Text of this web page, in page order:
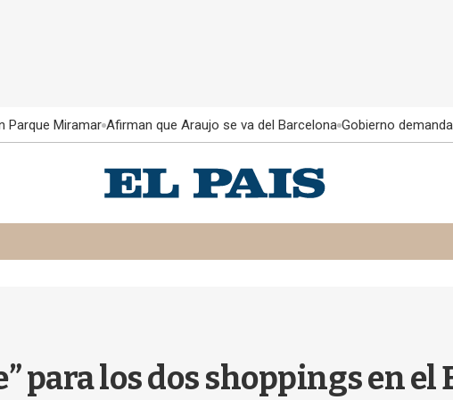
Parque Miramar Afirman que Araujo se va del Barcelona Gobierno
para los dos shoppings en el